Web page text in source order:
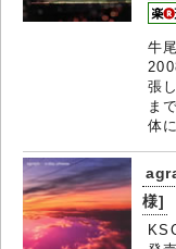
牛
張
ま
体
様]